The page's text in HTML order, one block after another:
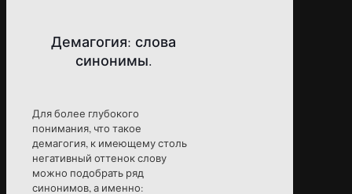
Демагогия: слова
синонимы.
Для более глубокого
понимания, что такое
демагогия, к имеющему столь
негативный оттенок слову
можно подобрать ряд
синонимов, а именно: